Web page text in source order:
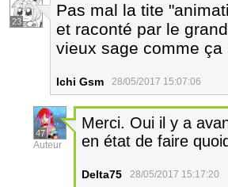
23
Pas mal la tite
et raconté par le
vieux sage comme ça
Ichi Gsm 28/05/2017 15:07:06
47
Auteur
Merci. Oui il y a
en état de faire
Delta75 28/05/2017 15:17:20